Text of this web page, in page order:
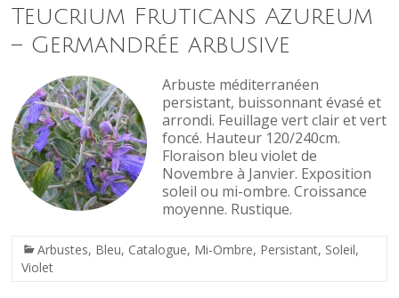
Teucrium Fruticans Azureum
– Germandrée arbusive
Arbuste méditerranéen
persistant, buissonnant évasé et
arrondi. Feuillage vert clair et vert
foncé. Hauteur 120/240cm.
Floraison bleu violet de
Novembre à Janvier. Exposition
soleil ou mi-ombre. Croissance
moyenne. Rustique.
Arbustes, Bleu, Catalogue, Mi-Ombre, Persistant, Soleil,
Violet